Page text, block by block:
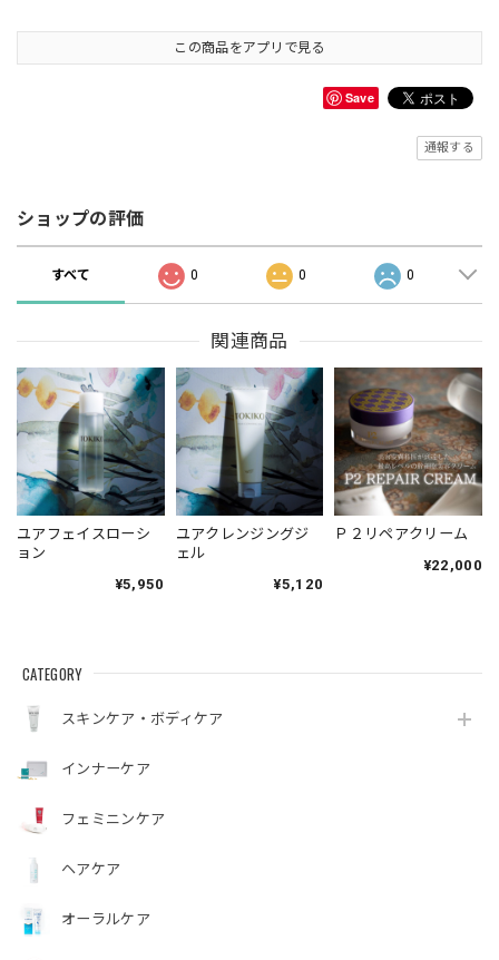
この商品をアプリで見る
Save
通報する
ショップの評価
すべて 0 0 0
関連商品
ユアフェイスローシ
ョン
¥5,950
ユアクレンジングジ
ェル
¥5,120
Ｐ２リペアクリーム
¥22,000
CATEGORY
スキンケア・ボディケア
インナーケア
フェミニンケア
ヘアケア
オーラルケア